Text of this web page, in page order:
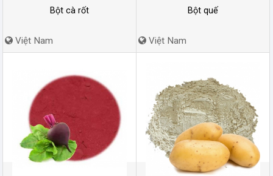
Bột cà rốt
Việt Nam
Bột quế
Việt Nam